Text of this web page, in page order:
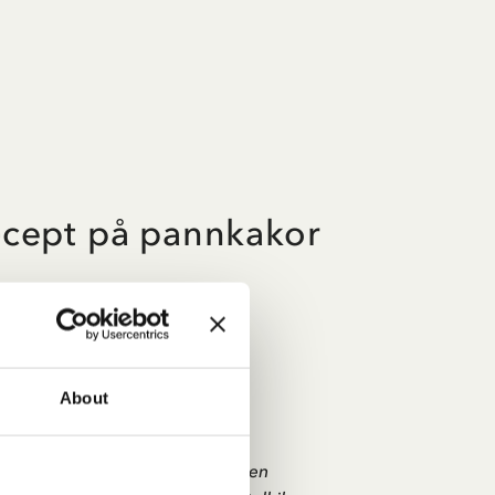
About
på pannkakor
ca 16 stycken
2 stora ägg eller 3 små
1 msk strösocker
3 dl vetemjöl
smör + extra smör till stekningen